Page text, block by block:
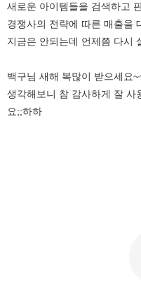
새로운 아이템들을 검색하고
경쟁사의 전략에 따른 매출을
지금은 안되는데 언제쯤 다시
백구님 새해 복많이 받으세요
생각해보니 참 감사하게 잘 사
요;;하하